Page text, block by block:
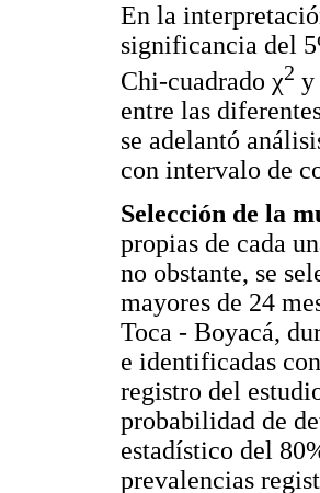
En la
significancia del
Chi-cuadrado χ2 y
entre las
se adelantó
con intervalo de
Selección de la
propias de cada
no obstante, se
mayores de 24
Toca - Boyacá,
e identificadas
registro del
probabilidad de
estadístico del
prevalencias